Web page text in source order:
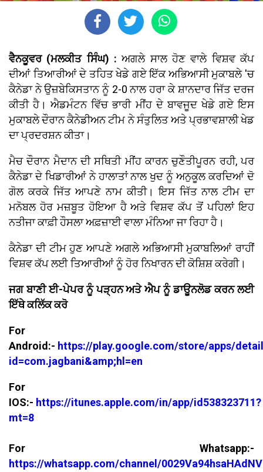
ਵੈਨਕੂਵਰ (ਮਲਕੀਤ ਸਿੰਘ) :ਅਗਲੇ ਸਾਲ ਹੋਣ ਵਾਲੇ ਵਿਸ਼ਵ ਕੱਪ
ਦੀਆਂ ਤਿਆਰੀਆਂ ਦੇ ਤਹਿਤ ਖੇਡੇ ਗਏ ਇੱਕ ਅਭਿਆਸੀ ਮੁਕਾਬਲੇ 'ਚ
ਕੈਨੇਡਾ ਨੇ ਉਜ਼ਬੇਕਿਸਤਾਨ ਨੂੰ 2-0 ਨਾਲ ਹਰਾ ਕੇ ਸ਼ਾਨਦਾਰ ਜਿੱਤ ਦਰਜ
ਕੀਤੀ ਹੈ। ਐਡਮੰਟਨ ਵਿੱਚ ਭਾਰੀ ਮੀਂਹ ਦੇ ਬਾਵਜੂਦ ਖੇਡੇ ਗਏ ਇਸ
ਮੁਕਾਬਲੇ ਦੌਰਾਨ ਕੈਨੇਡੀਅਨ ਟੀਮ ਨੇ ਸੰਤੁਲਿਤ ਅਤੇ ਪ੍ਰਭਾਵਸ਼ਾਲੀ ਖੇਡ
ਦਾ ਪ੍ਰਦਰਸ਼ਨ ਕੀਤਾ।
ਮੈਚ ਦੌਰਾਨ ਮੈਦਾਨ ਦੀ ਸਥਿਤੀ ਮੀਂਹ ਕਾਰਨ ਚੁਣੌਤੀਪੂਰਨ ਰਹੀ, ਪਰ
ਕੈਨੇਡਾ ਦੇ ਖਿਡਾਰੀਆਂ ਨੇ ਹਾਲਾਤਾਂ ਨਾਲ ਖੁਦ ਨੂੰ ਅਨੁਕੂਲ ਕਰਦਿਆਂ ਦੋ
ਗੋਲ ਕਰਕੇ ਜਿੱਤ ਆਪਣੇ ਨਾਮ ਕੀਤੀ। ਇਸ ਜਿੱਤ ਨਾਲ ਟੀਮ ਦਾ
ਮਨੋਬਲ ਹੋਰ ਮਜ਼ਬੂਤ ਹੋਇਆ ਹੈ ਅਤੇ ਵਿਸ਼ਵ ਕੱਪ ਤੋਂ ਪਹਿਲਾਂ ਇਹ
ਨਤੀਜਾ ਕਾਫ਼ੀ ਹੌਸਲਾ ਅਫ਼ਜ਼ਾਈ ਵਾਲਾ ਮੰਨਿਆ ਜਾ ਰਿਹਾ ਹੈ।
ਕੈਨੇਡਾ ਦੀ ਟੀਮ ਹੁਣ ਆਪਣੇ ਅਗਲੇ ਅਭਿਆਸੀ ਮੁਕਾਬਲਿਆਂ ਰਾਹੀਂ
ਵਿਸ਼ਵ ਕੱਪ ਲਈ ਤਿਆਰੀਆਂ ਨੂੰ ਹੋਰ ਨਿਖਾਰਨ ਦੀ ਕੋਸ਼ਿਸ਼ ਕਰੇਗੀ।
ਜਗ ਬਾਣੀ ਈ-ਪੇਪਰ ਨੂੰ ਪੜ੍ਹਨ ਅਤੇ ਐਪ ਨੂੰ ਡਾਊਨਲੋਡ ਕਰਨ ਲਈ
ਇੱਥੇ ਕਲਿੱਕ ਕਰੋ
For
Android:- https://play.google.com/store/apps/
id=com.jagbani&amp;hl=en
For
IOS:- https://itunes.apple.com/in/app/id538323711?
mt=8
For Whatsapp:-
https://whatsapp.com/channel/